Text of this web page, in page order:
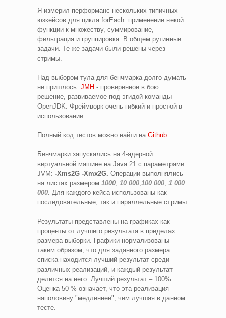
Я измерил перформанс нескольких типичных
юзкейсов для цикла forEach: применение некой
функции к множеству, суммирование,
фильтрация и группировка. В общем рутинные
задачи. Те же задачи были решены через
стримы.
Над выбором тула для бенчмарка долго думать
не пришлось. JMH - проверенное в бою
решение, развиваемое под эгидой команды
OpenJDK. Фреймворк очень гибкий и простой в
использовании.
Полный код тестов можно найти на Github
Бенчмарки запускалиcь на 4-ядерной
виртуальной машине на Java 21 с параметрами
JVM: -Xms2G -Xmx2G. Операции выполнялись
на листах размером 1000 10 000 100 000 1 000
000 . Для каждого кейса использованы как
последовательные, так и параллельные стримы.
Результаты представлены на графиках как
проценты от лучшего результата в пределах
размера выборки. Графики нормализованы
таким образом, что для заданного размера
списка находится лучший результат среди
различных реализаций, и каждый результат
делится на него. Лучший результат – 100%.
Оценка 50 % означает, что эта реализация
наполовину "медленнее", чем лучшая в данном
тесте.